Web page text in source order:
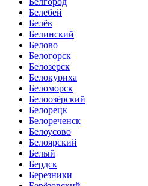
Белебей
Белёв
Белинский
Белово
Белогорск
Белозерск
Белокуриха
Беломорск
Белоозёрский
Белорецк
Белореченск
Белоусово
Белоярский
Белый
Бердск
Березники